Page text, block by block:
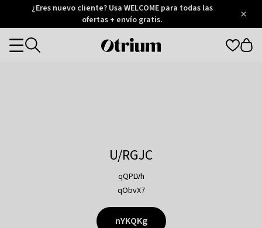
Otrium
Trustpilot
¿Eres nuevo cliente? Usa WELCOME para todas las
ofertas + envío gratis.
Otrium
Categories
U/RGJC
qQPLVh
qObvX7
nYKQKg